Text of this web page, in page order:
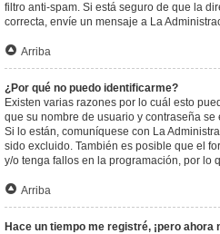
filtro anti-spam. Si está seguro de que la
correcta, envíe un mensaje a La
Arriba
¿Por qué no puedo identificarme?
Existen varias razones por lo cuál esto
que su nombre de usuario y contraseña
Si lo están, comuníquese con La
sido excluido. También es posible que el
y/o tenga fallos en la programación, por lo
Arriba
Hace un tiempo me registré, ¡pero ahora